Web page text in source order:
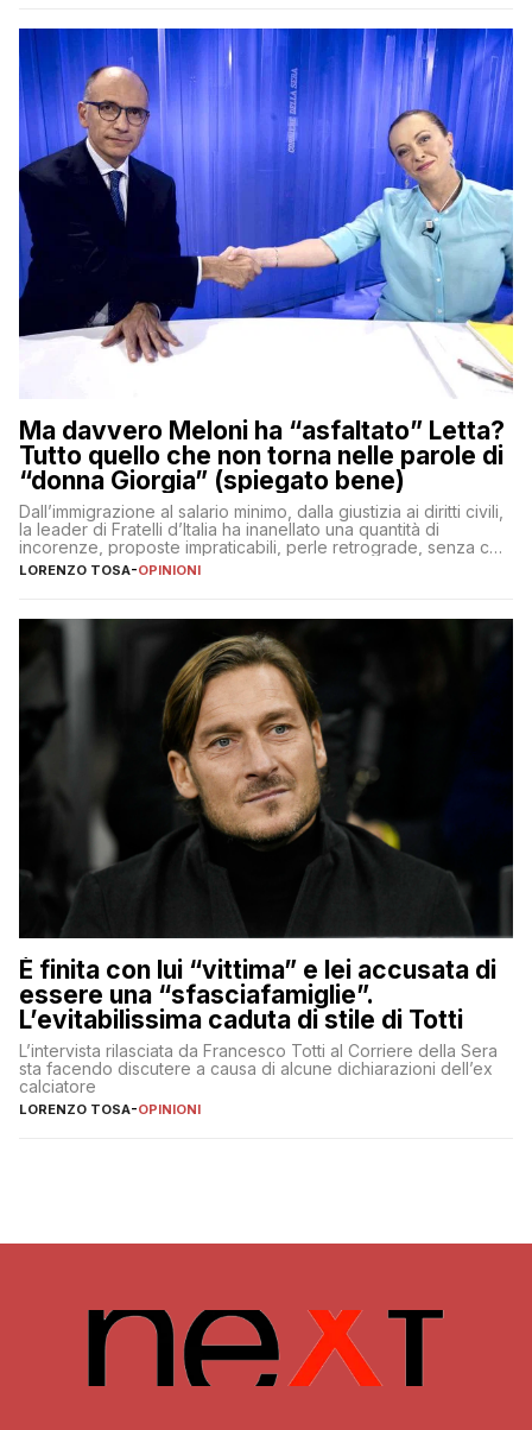
Ma davvero Meloni ha “asfaltato” Letta?
Tutto quello che non torna nelle parole di
“donna Giorgia” (spiegato bene)
Dall’immigrazione al salario minimo, dalla giustizia ai diritti civili,
la leader di Fratelli d’Italia ha inanellato una quantità di
incorenze, proposte impraticabili, perle retrograde, senza che
nessuno – a destra come a sinistra – glielo abbia fatto notare
LORENZO TOSA-OPINIONI
È finita con lui “vittima” e lei accusata di
essere una “sfasciafamiglie”.
L’evitabilissima caduta di stile di Totti
L’intervista rilasciata da Francesco Totti al Corriere della Sera
sta facendo discutere a causa di alcune dichiarazioni dell’ex
calciatore
LORENZO TOSA-OPINIONI